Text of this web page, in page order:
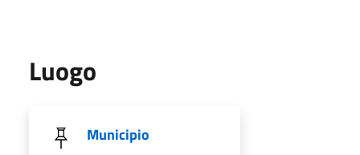
Luogo
Municipio